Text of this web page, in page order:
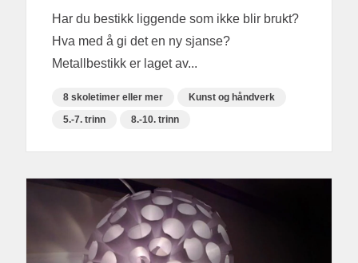
Har du bestikk liggende som ikke blir brukt?
Hva med å gi det en ny sjanse?
Metallbestikk er laget av...
8 skoletimer eller mer
Kunst og håndverk
5.-7. trinn
8.-10. trinn